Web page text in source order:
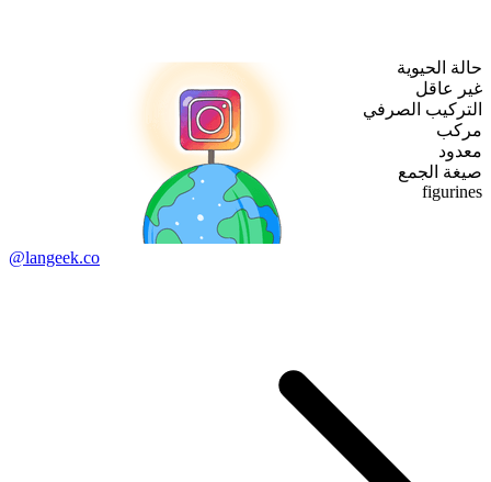
حالة الحيوية
غير عاقل
التركيب الصرفي
مركب
معدود
صيغة الجمع
figurines
@langeek.co